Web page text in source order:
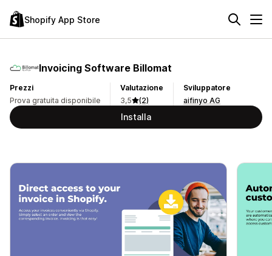
Shopify App Store
Invoicing Software Billomat
Prezzi
Prova gratuita disponibile
Valutazione
3,5
(2)
Sviluppatore
aifinyo AG
Installa